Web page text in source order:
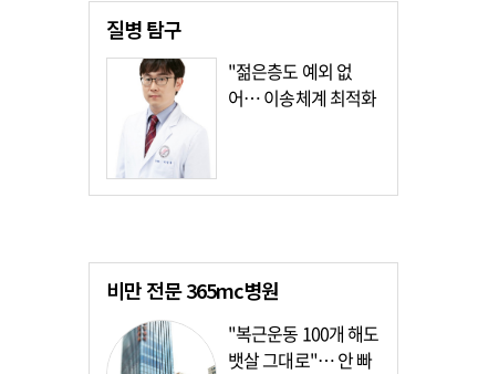
질병탐구
"젊은층도 예외 없
어… 이송체계 최적화
비만 전문365mc병원
"복근운동 100개 해도
뱃살 그대로"… 안 빠